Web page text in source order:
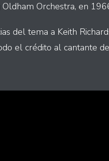
Orchestra, en
del tema a Keith
el crédito al cantante de